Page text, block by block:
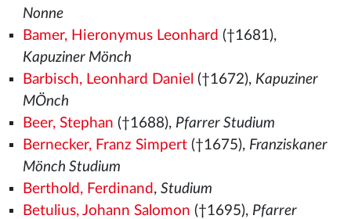
Nonne
Bamer, Hieronymus Leonhard (†1681),
Kapuziner Mönch
Barbisch, Leonhard Daniel (†1672), Kapuziner
MÖnch
Beer, Stephan (†1688), Pfarrer Studium
Bernecker, Franz Simpert(†1675), Franziskaner
Mönch Studium
Berthold, Ferdinand , Studium
Betulius, Johann Salomon (†1695), Pfarrer